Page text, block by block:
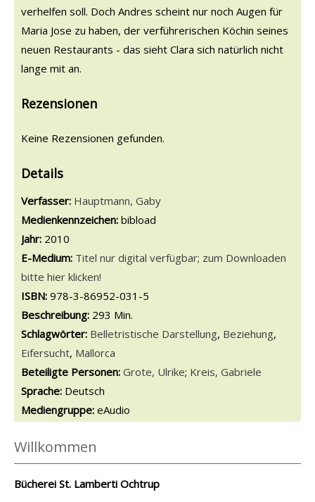
verhelfen soll. Doch Andres scheint nur noch Augen für
Maria Jose zu haben, der verführerischen Köchin seines
neuen Restaurants - das sieht Clara sich natürlich nicht
lange mit an.
Rezensionen
Keine Rezensionen gefunden.
Details
Verfasser: Suche nach diesem Verfasser
Hauptmann, Gaby
Medienkennzeichen: bibload
Jahr: 2010
E-Medium: Titel nur digital verfügbar; zum Downloaden
bitte hier klicken!
Diesen Link in neuem Tab öffnen
Suche nach dieser Systematik
Suche nach diesem Interessenskreis
ISBN: 978-3-86952-031-5
Beschreibung: 293 Min.
Schlagwörter: Belletristische Darstellung, Beziehung,
Eifersucht, Mallorca
Beteiligte Personen: Suche nach dieser Beteiligten Person
Grote, Ulrike; Kreis, Gabriele
Sprache: Deutsch
Mediengruppe: eAudio
Willkommen
Bücherei St. Lamberti Ochtrup